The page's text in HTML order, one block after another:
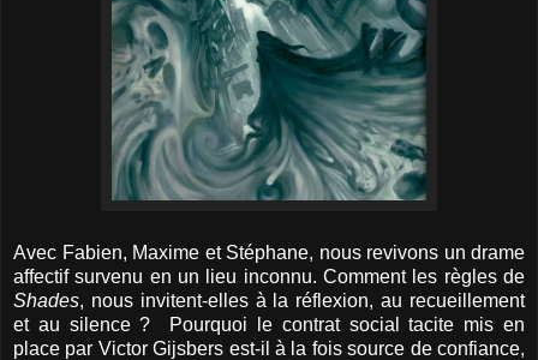
Avec Fabien, Maxime et Stéphane, nous revivons un drame
affectif survenu en un lieu inconnu. Comment les règles de
Shades, nous invitent-elles à la réflexion, au recueillement
et au silence ? Pourquoi le contrat social tacite mis en
place par Victor Gijsbers est-il à la fois source de confiance,